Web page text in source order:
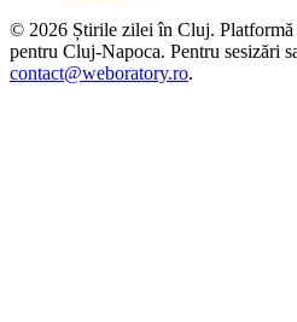
© 2026 Știrile zilei în Cluj.
pentru Cluj-Napoca. Pentru sesizări
contact@weboratory.ro.